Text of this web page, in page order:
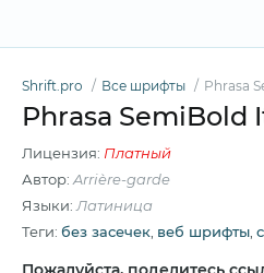
Shrift.pro Все шрифты Phrasa
Phrasa
Лицензия: Платный
Автор: Arrière-garde
Языки: Латиница
Теги: без засечек веб шрифты